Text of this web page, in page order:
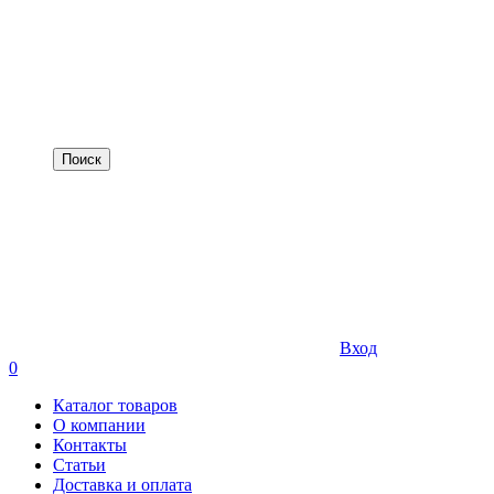
Вход
0
Каталог товаров
О компании
Контакты
Статьи
Доставка и оплата